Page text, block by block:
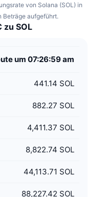
von Solana (SOL) in
Beträge aufgeführt.
zu SOL
um 07:26:59 am
441.14 SOL
882.27 SOL
4,411.37 SOL
8,822.74 SOL
44,113.71 SOL
88,227.42 SOL